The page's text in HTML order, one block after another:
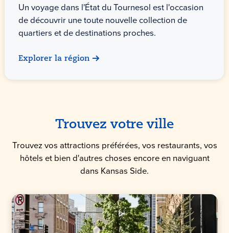
Un voyage dans l'État du Tournesol est l'occasion
de découvrir une toute nouvelle collection de
quartiers et de destinations proches.
Explorer la région
Trouvez votre ville
Trouvez vos attractions préférées, vos restaurants, vos
hôtels et bien d'autres choses encore en naviguant
dans Kansas Side.